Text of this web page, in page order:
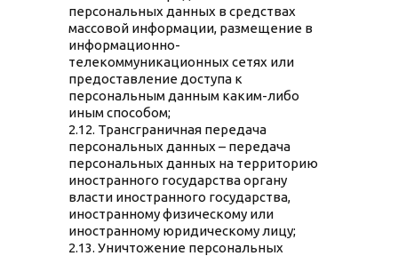
персональных данных в средствах
массовой информации, размещение в
информационно-
телекоммуникационных сетях или
предоставление доступа к
персональным данным каким-либо
иным способом;
2.12. Трансграничная передача
персональных данных – передача
персональных данных на территорию
иностранного государства органу
власти иностранного государства,
иностранному физическому или
иностранному юридическому лицу;
2.13. Уничтожение персональных